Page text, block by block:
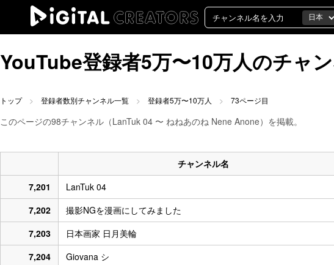
YouTube登録者5万〜10万人のチャ
トップ 登録者数別チャンネル一覧 登録者5万〜10万人 73ページ目
このページの98チャンネル（LanTuk 04 〜 ねねあのね Nene Anone）を掲載。
チャンネル名
7,201
LanTuk 04
7,202
撮影NGを漫画にしてみました
7,203
日本画家 日月美輪
7,204
Giovana シ